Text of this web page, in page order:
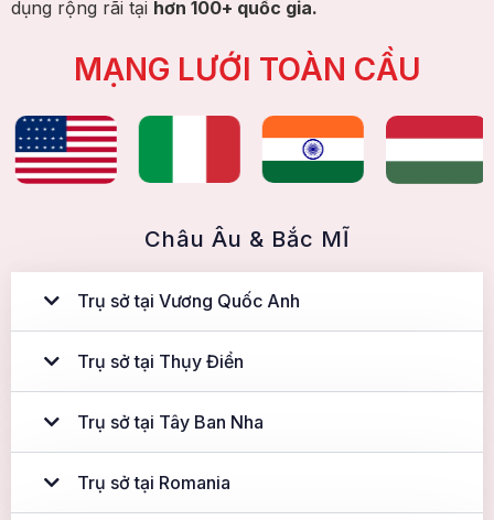
dụng rộng rãi tại hơn 100+ quốc gia.
MẠNG LƯỚI TOÀN CẦU
Châu Âu & Bắc MĨ
Trụ sở tại Vương Quốc Anh
Trụ sở tại Thụy Điển
Trụ sở tại Tây Ban Nha
Trụ sở tại Romania